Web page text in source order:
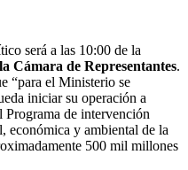
será a las 10:00 de la
Cámara de Representantes.
“para el Ministerio se
iniciar su operación a
Programa de intervención
económica y ambiental de la
500 mil millones